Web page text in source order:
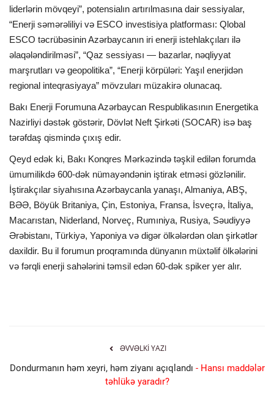
liderlərin mövqeyi”, potensialın artırılmasına dair sessiyalar,
“Enerji səmərəliliyi və ESCO investisiya platforması: Qlobal
ESCO təcrübəsinin Azərbaycanın iri enerji istehlakçıları ilə
əlaqələndirilməsi”, “Qaz sessiyası — bazarlar, nəqliyyat
marşrutları və geopolitika”, “Enerji körpüləri: Yaşıl enerjidən
regional inteqrasiyaya” mövzuları müzakirə olunacaq.
Bakı Enerji Forumuna Azərbaycan Respublikasının Energetika
Nazirliyi dəstək göstərir, Dövlət Neft Şirkəti (SOCAR) isə baş
tərəfdaş qismində çıxış edir.
Qeyd edək ki, Bakı Konqres Mərkəzində təşkil edilən forumda
ümumilikdə 600-dək nümayəndənin iştirak etməsi gözlənilir.
İştirakçılar siyahısına Azərbaycanla yanaşı, Almaniya, ABŞ,
BƏƏ, Böyük Britaniya, Çin, Estoniya, Fransa, İsveçrə, İtaliya,
Macarıstan, Niderland, Norveç, Rumıniya, Rusiya, Səudiyyə
Ərəbistanı, Türkiyə, Yaponiya və digər ölkələrdən olan şirkətlər
daxildir. Bu il forumun proqramında dünyanın müxtəlif ölkələrini
və fərqli enerji sahələrini təmsil edən 60-dək spiker yer alır.
ƏVVƏLKI YAZI
Dondurmanın həm xeyri, həm ziyanı açıqlandı - Hansı maddələr
təhlükə yaradır?